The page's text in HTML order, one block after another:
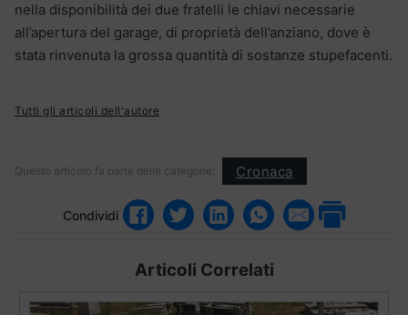
nella disponibilità dei due fratelli le chiavi necessarie
all’apertura del garage, di proprietà dell’anziano, dove è
stata rinvenuta la grossa quantità di sostanze stupefacenti.
Tutti gli articoli dell'autore
Questo articolo fa parte delle categorie: Cronaca
Condividi
Articoli Correlati